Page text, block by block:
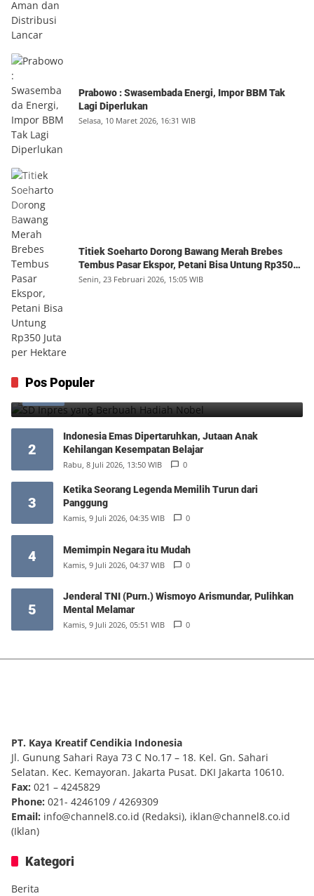
Prabowo : Swasembada Energi, Impor BBM Tak
Lagi Diperlukan
Selasa, 10 Maret 2026, 16:31 WIB
Titiek Soeharto Dorong Bawang Merah Brebes
Tembus Pasar Ekspor, Petani Bisa Untung Rp350
Juta per Hektare
Senin, 23 Februari 2026, 15:05 WIB
Pos Populer
1 SD Inpres yang Berbuah Hadiah Nobel
2
Indonesia Emas Dipertaruhkan, Jutaan Anak
Kehilangan Kesempatan Belajar
Rabu, 8 Juli 2026, 13:50 WIB 0
3
Ketika Seorang Legenda Memilih Turun dari
Panggung
Kamis, 9 Juli 2026, 04:35 WIB 0
4 Memimpin Negara itu Mudah
Kamis, 9 Juli 2026, 04:37 WIB 0
5
Jenderal TNI (Purn.) Wismoyo Arismundar, Pulihkan
Mental Melamar
Kamis, 9 Juli 2026, 05:51 WIB 0
PT. Kaya Kreatif Cendikia Indonesia
Jl. Gunung Sahari Raya 73 C No.17 – 18. Kel. Gn. Sahari
Selatan. Kec. Kemayoran. Jakarta Pusat. DKI Jakarta 10610.
Fax: 021 – 4245829
Phone: 021- 4246109 / 4269309
Email: info@channel8.co.id (Redaksi), iklan@channel8.co.id
(Iklan)
Kategori
Berita